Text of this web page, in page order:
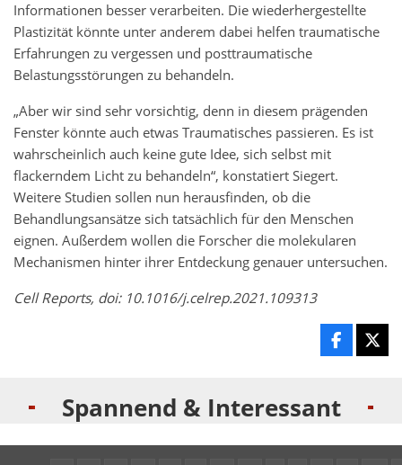
Informationen besser verarbeiten. Die wiederhergestellte
Plastizität könnte unter anderem dabei helfen traumatische
Erfahrungen zu vergessen und posttraumatische
Belastungsstörungen zu behandeln.
„Aber wir sind sehr vorsichtig, denn in diesem prägenden
Fenster könnte auch etwas Traumatisches passieren. Es ist
wahrscheinlich auch keine gute Idee, sich selbst mit
flackerndem Licht zu behandeln“, konstatiert Siegert.
Weitere Studien sollen nun herausfinden, ob die
Behandlungsansätze sich tatsächlich für den Menschen
eignen. Außerdem wollen die Forscher die molekularen
Mechanismen hinter ihrer Entdeckung genauer untersuchen.
Cell Reports, doi: 10.1016/j.celrep.2021.109313
Spannend & Interessant